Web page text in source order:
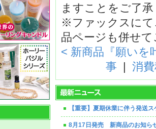
ますことをご了
※ファックスにて
品ページも併せ
< 新商品『願いを
事
消
【重要】夏期休業に伴う発送
8月17日発売 新商品のお知ら